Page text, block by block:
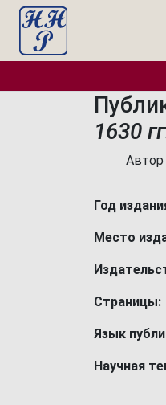
1630
Автор
Год
Место
Страницы:
Язык
Научная